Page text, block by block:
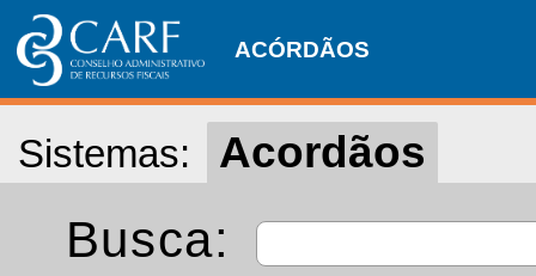
ACÓRDÃOS
Sistemas: Acordãos
Busca: